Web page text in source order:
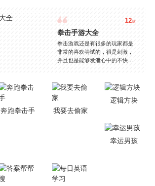
12款
拳击手游大全
拳击游戏还是有很多的玩家都是
非常的喜欢尝试的，很是刺激，
并且也是能够发泄心中的不快
是一些格斗的游戏，其实是非常
的有趣，也是相当的刺激的，游
戏中是有一些不同的场景都是能
够去进行体验的，我们也是能够
就是收集了一些有意思的拳击游
戏，相信你们一定会喜欢的。
奔跑拳击手 我要去偷家
逻辑方块
幸运男孩